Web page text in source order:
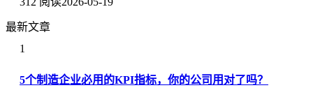
最新文章
1
5个制造企业必用的KPI指标，你的公司用对了吗？